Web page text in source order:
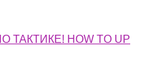
HOW TO UP